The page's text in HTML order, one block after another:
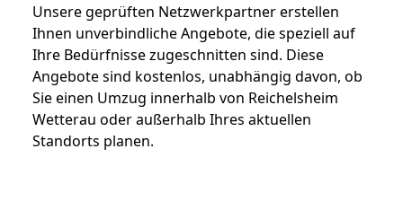
Unsere geprüften Netzwerkpartner erstellen
Ihnen unverbindliche Angebote, die speziell auf
Ihre Bedürfnisse zugeschnitten sind. Diese
Angebote sind kostenlos, unabhängig davon, ob
Sie einen Umzug innerhalb von Reichelsheim
Wetterau oder außerhalb Ihres aktuellen
Standorts planen.